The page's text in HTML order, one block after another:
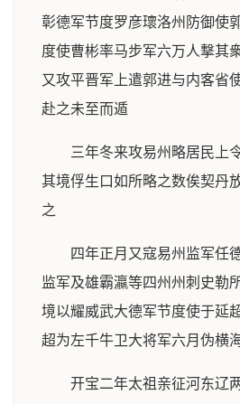
彰德军节度罗彦瓌洛州防御使
度使曹彬率马步军六万人撃其
又攻平晋军上遣郭进与内客省
赴之未至而遁
三年冬来攻易州略居民上
其境俘生口如所略之数俟契丹
之
四年正月又寇易州监军任
监军及雄霸瀛等四州州刺史勒
境以耀威武大德军节度使于延
超为左千牛卫大将军六月伪横
开宝二年太祖亲征河东辽